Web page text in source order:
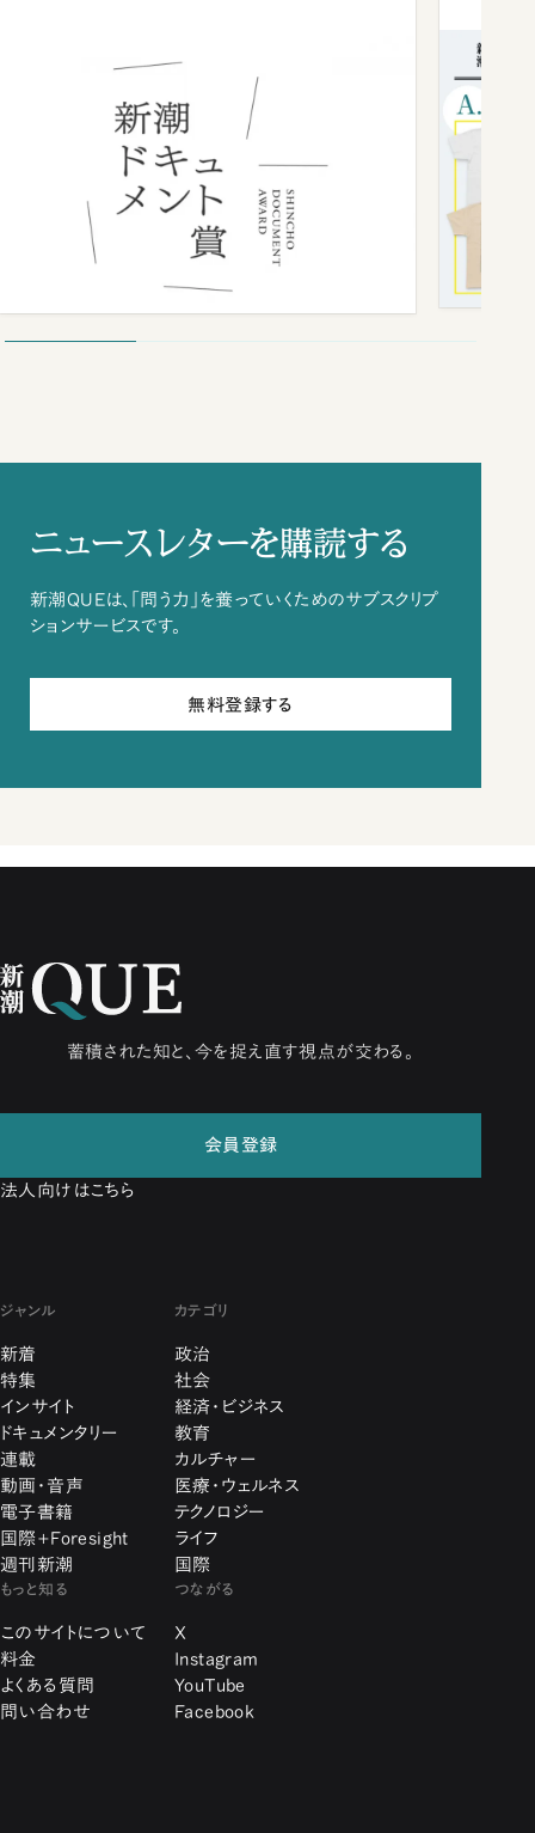
ニュースレターを購読する
新潮QUEは、「問う力」を養っていくためのサブスクリプ
ションサービスです。
無料登録する
蓄積された知と、今を捉え直す視点が交わる。
会員登録
法人向けはこちら
ジャンル
新着
特集
インサイト
ドキュメンタリー
連載
動画・音声
電子書籍
国際+Foresight
週刊新潮
カテゴリ
政治
社会
経済・ビジネス
教育
カルチャー
医療・ウェルネス
テクノロジー
ライフ
国際
もっと知る
このサイトについて
料金
よくある質問
問い合わせ
つながる
X
Instagram
YouTube
Facebook